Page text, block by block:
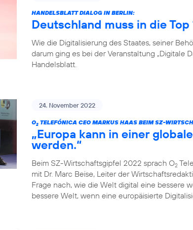
HANDELSBLATT DIALOG IN BERLIN:
Deutschland muss in die Top
Wie die Digitalisierung des Staates, seiner
darum ging es bei der Veranstaltung „Digitale
Handelsblatt.
24. November 2022
O2 TELEFÓNICA CEO MARKUS HAAS BEIM SZ-
„Europa kann in einer
werden.“
Beim SZ-Wirtschaftsgipfel 2022 sprach O2
mit Dr. Marc Beise, Leiter der
Frage nach, wie die Welt digital eine bessere
bessere Welt, wenn eine europäisierte